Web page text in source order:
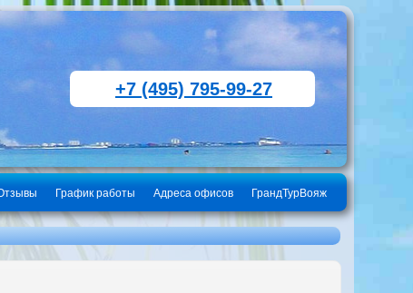
+7 (495) 795-99-27
ГрандТурВояж
Адреса офисов
График работы